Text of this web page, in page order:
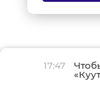
17:47